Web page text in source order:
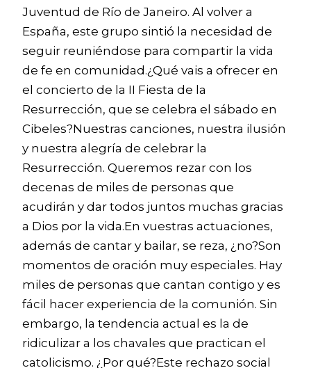
Juventud de Río de Janeiro. Al volver a
España, este grupo sintió la necesidad de
seguir reuniéndose para compartir la vida
de fe en comunidad.¿Qué vais a ofrecer en
el concierto de la II Fiesta de la
Resurrección, que se celebra el sábado en
Cibeles?Nuestras canciones, nuestra ilusión
y nuestra alegría de celebrar la
Resurrección. Queremos rezar con los
decenas de miles de personas que
acudirán y dar todos juntos muchas gracias
a Dios por la vida.En vuestras actuaciones,
además de cantar y bailar, se reza, ¿no?Son
momentos de oración muy especiales. Hay
miles de personas que cantan contigo y es
fácil hacer experiencia de la comunión. Sin
embargo, la tendencia actual es la de
ridiculizar a los chavales que practican el
catolicismo. ¿Por qué?Este rechazo social